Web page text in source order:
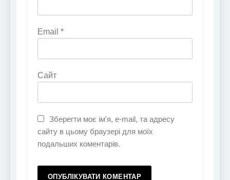
Email *
Сайт
Зберегти моє ім'я, e-mail, та адресу
сайту в цьому браузері для моїх
подальших коментарів.